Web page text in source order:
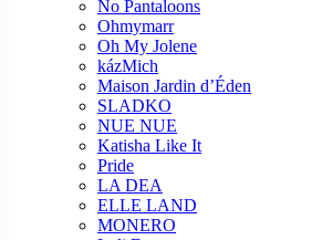
No Pantaloons
Ohmymarr
Oh My Jolene
kázMich
Maison Jardin d’Éden
SLADKO
NUE NUE
Katisha Like It
Pride
LA DEA
ELLE LAND
MONERO